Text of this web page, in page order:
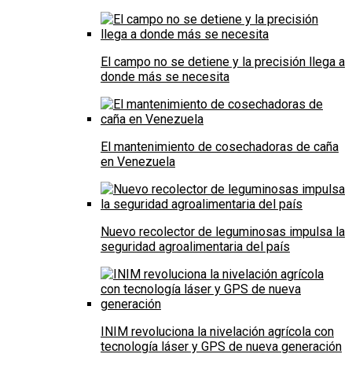
El campo no se detiene y la precisión llega a
donde más se necesita
El mantenimiento de cosechadoras de caña
en Venezuela
Nuevo recolector de leguminosas impulsa la
seguridad agroalimentaria del país
INIM revoluciona la nivelación agrícola con
tecnología láser y GPS de nueva generación